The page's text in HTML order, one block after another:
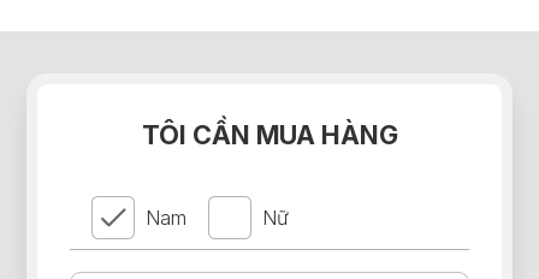
TÔI CẦN MUA HÀNG
Nam Nữ